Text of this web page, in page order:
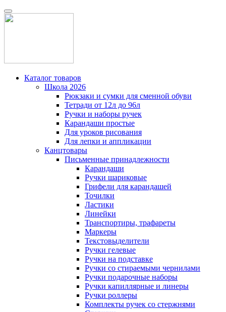
Каталог товаров
Школа 2026
Рюкзаки и сумки для сменной обуви
Тетради от 12л до 96л
Ручки и наборы ручек
Карандаши простые
Для уроков рисования
Для лепки и аппликации
Канцтовары
Письменные принадлежности
Карандаши
Ручки шариковые
Грифели для карандашей
Точилки
Ластики
Линейки
Транспортиры, трафареты
Маркеры
Текстовыделители
Ручки гелевые
Ручки на подставке
Ручки со стираемыми чернилами
Ручки подарочные наборы
Ручки капиллярные и линеры
Ручки роллеры
Комплекты ручек со стержнями